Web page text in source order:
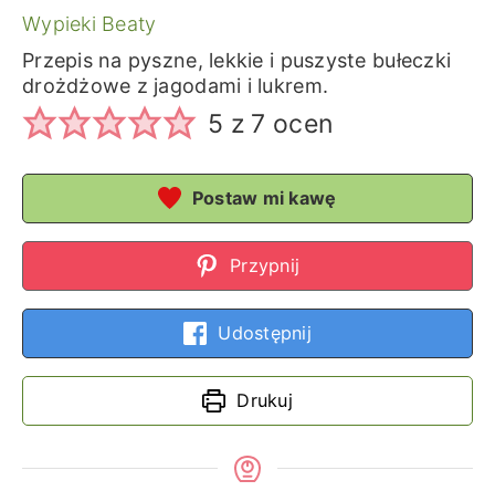
Wypieki Beaty
Przepis na pyszne, lekkie i puszyste bułeczki
drożdżowe z jagodami i lukrem.
5 z 7 ocen
Postaw mi kawę
Przypnij
Udostępnij
Drukuj